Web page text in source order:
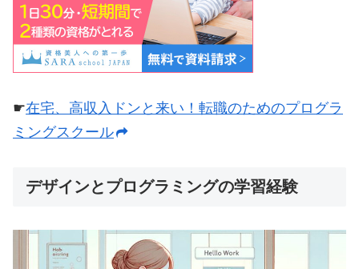
☛在宅、高収入ドンと来い！転職のためのプログラ
ミングスクール
デザインとプログラミングの学習経験